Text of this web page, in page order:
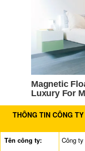
THÔNG TIN CÔNG
Tên công ty:
Công